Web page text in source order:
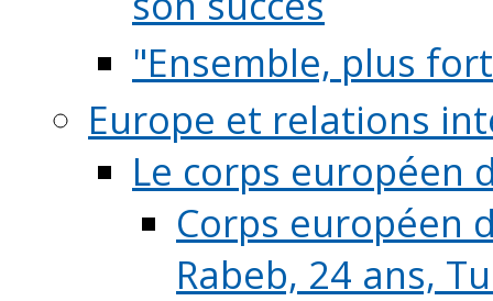
"Ensemble, plus
Europe et relations
Le corps européen
Corps européen
Rabeb, 24 ans,